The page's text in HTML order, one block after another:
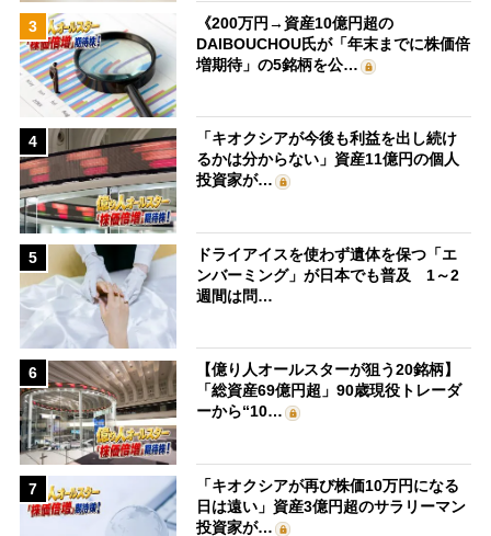
3
《200万円→資産10億円超の
DAIBOUCHOU氏が「年末までに株価倍
増期待」の5銘柄を公…
4
「キオクシアが今後も利益を出し続け
るかは分からない」資産11億円の個人
投資家が…
5
ドライアイスを使わず遺体を保つ「エ
ンバーミング」が日本でも普及 1～2
週間は問…
6
【億り人オールスターが狙う20銘柄】
「総資産69億円超」90歳現役トレーダ
ーから“10…
7
「キオクシアが再び株価10万円になる
日は遠い」資産3億円超のサラリーマン
投資家が…